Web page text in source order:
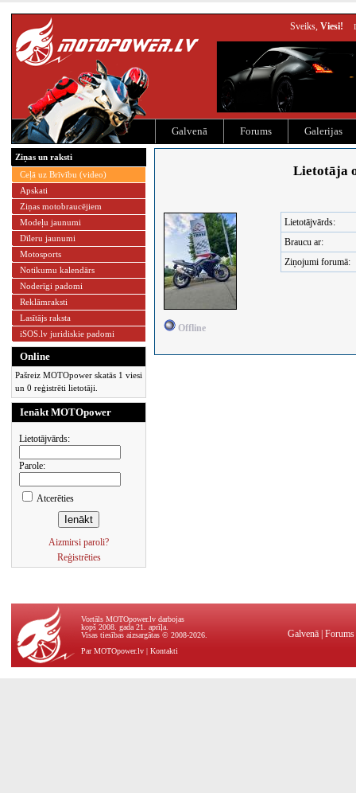
Sveiks, Viesi!
Galvenā Forums Galerijas
Ziņas un raksti
Ceļā uz Brīvību (video)
Apskati
Ziņas motobraucējiem
Modeļu jaunumi
Dīleru jaunumi
Motosports
Notikumu kalendārs
Noderīgi padomi
Reklāmraksti
Lasītājs raksta
iSOS.lv juridiskie padomi
Online
Pašreiz MOTOpower skatās 1 viesi
un 0 reģistrēti lietotāji.
Ienākt MOTOpower
Lietotājvārds:
Parole:
Atcerēties
Aizmirsi paroli?
Reģistrēties
Lietotāja
Offline
Lietotājvārds:
Braucu ar:
Ziņojumi forumā:
Vortāls MOTOpower.lv darbojas
kopš 2008. gada 21. aprīļa.
Visas tiesības aizsargātas © 2008-2026.
Par MOTOpower.lv | Kontakti
Galvenā Forums